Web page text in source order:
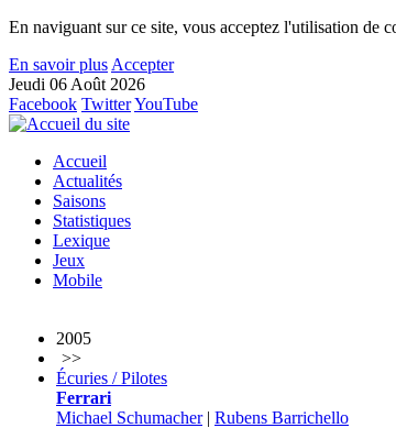
En naviguant sur ce site, vous acceptez l'utilisation de
En savoir plus Accepter
Jeudi 06 Août 2026
Facebook TwitterYouTube
Accueil
Actualités
Saisons
Statistiques
Lexique
Jeux
Mobile
2005
>>
Écuries / Pilotes
Ferrari
Michael Schumacher| Rubens Barrichello